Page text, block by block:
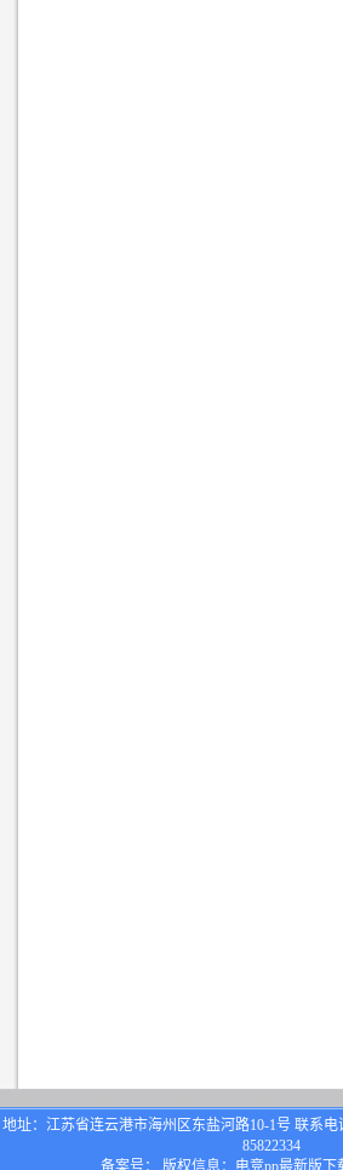
地址：江苏省连云港市海州区东盐河路10-1号 联系电
85822334
备案号： 版权信息：电竞pp最新版下